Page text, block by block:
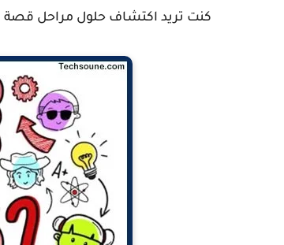
كنت تريد اكتشاف حلول مراحل قصة